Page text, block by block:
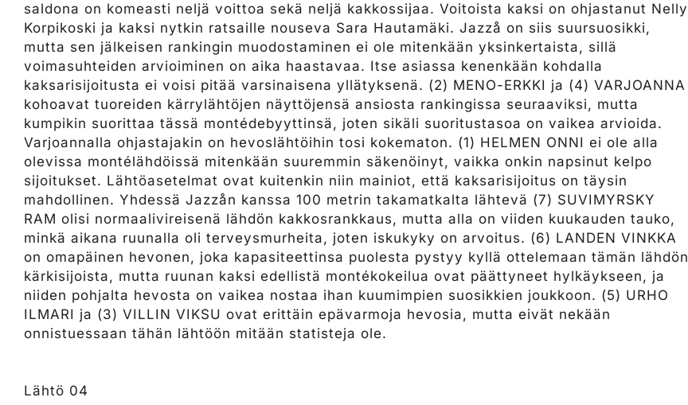
saldona on komeasti neljä voittoa sekä neljä kakkossijaa. Voitoista kaksi on ohjastanut Nelly
Korpikoski ja kaksi nytkin ratsaille nouseva Sara Hautamäki. Jazzå on siis suursuosikki,
mutta sen jälkeisen rankingin muodostaminen ei ole mitenkään yksinkertaista, sillä
voimasuhteiden arvioiminen on aika haastavaa. Itse asiassa kenenkään kohdalla
kaksarisijoitusta ei voisi pitää varsinaisena yllätyksenä. (2) MENO-ERKKI ja (4) VARJOANNA
kohoavat tuoreiden kärrylähtöjen näyttöjensä ansiosta rankingissa seuraaviksi, mutta
kumpikin suorittaa tässä montédebyyttinsä, joten sikäli suoritustasoa on vaikea arvioida.
Varjoannalla ohjastajakin on hevoslähtöihin tosi kokematon. (1) HELMEN ONNI ei ole alla
olevissa montélähdöissä mitenkään suuremmin säkenöinyt, vaikka onkin napsinut kelpo
sijoitukset. Lähtöasetelmat ovat kuitenkin niin mainiot, että kaksarisijoitus on täysin
mahdollinen. Yhdessä Jazzån kanssa 100 metrin takamatkalta lähtevä (7) SUVIMYRSKY
RAM olisi normaalivireisenä lähdön kakkosrankkaus, mutta alla on viiden kuukauden tauko,
minkä aikana ruunalla oli terveysmurheita, joten iskukyky on arvoitus. (6) LANDEN VINKKA
on omapäinen hevonen, joka kapasiteettinsa puolesta pystyy kyllä ottelemaan tämän lähdön
kärkisijoista, mutta ruunan kaksi edellistä montékokeilua ovat päättyneet hylkäykseen, ja
niiden pohjalta hevosta on vaikea nostaa ihan kuumimpien suosikkien joukkoon. (5) URHO
ILMARI ja (3) VILLIN VIKSU ovat erittäin epävarmoja hevosia, mutta eivät nekään
onnistuessaan tähän lähtöön mitään statisteja ole.
Lähtö 04